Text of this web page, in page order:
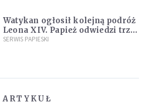
Watykan ogłosił kolejną podróż
Leona XIV. Papież odwiedzi trzy
kraje Ameryki Południowej
SERWIS PAPIESKI